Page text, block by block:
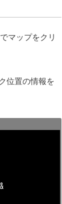
マップをクリ
位置の情報を